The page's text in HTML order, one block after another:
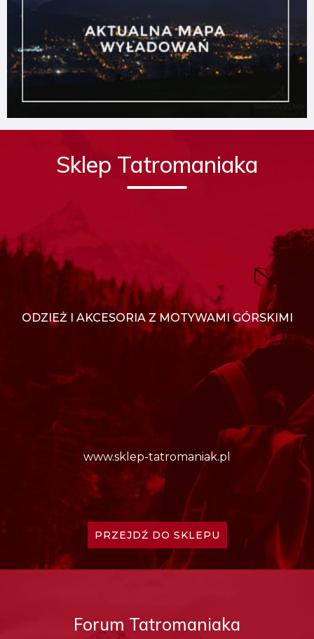
Sklep Tatromaniaka
ODZIEŻ I AKCESORIA Z MOTYWAMI GÓRSKIMI
www.sklep-tatromaniak.pl
PRZEJDŹ DO SKLEPU
Forum Tatromaniaka